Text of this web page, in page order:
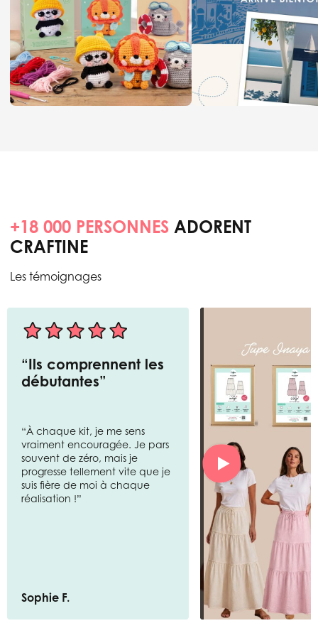
+18 000 PERSONNES ADORENT
CRAFTINE
Les témoignages
“Ils comprennent les
débutantes”
“À chaque kit, je me sens
vraiment encouragée. Je pars
souvent de zéro, mais je
progresse tellement vite que je
suis fière de moi à chaque
réalisation !”
Sophie F.